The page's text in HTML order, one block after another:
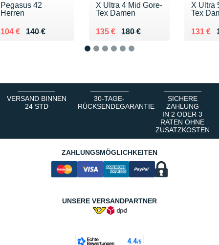
Pegasus 42
Herren
140 €
Au lieu de 140 €
104 €
Vendu 104 €
X Ultra 4 Mid Gore-
Tex Damen
180 €
Au lieu de 180 €
135 €
Vendu 135 €
X Ultra
Tex
Au lieu
131 €
Vendu
VERSAND BINNEN
24 STD
30-TAGE-
RÜCKSENDEGARANTIE
SICHERE
ZAHLUNG
IN 2 ODER 3
RATEN OHNE
ZUSATZKOSTEN
ZAHLUNGSMÖGLICHKEITEN
UNSERE VERSANDPARTNER